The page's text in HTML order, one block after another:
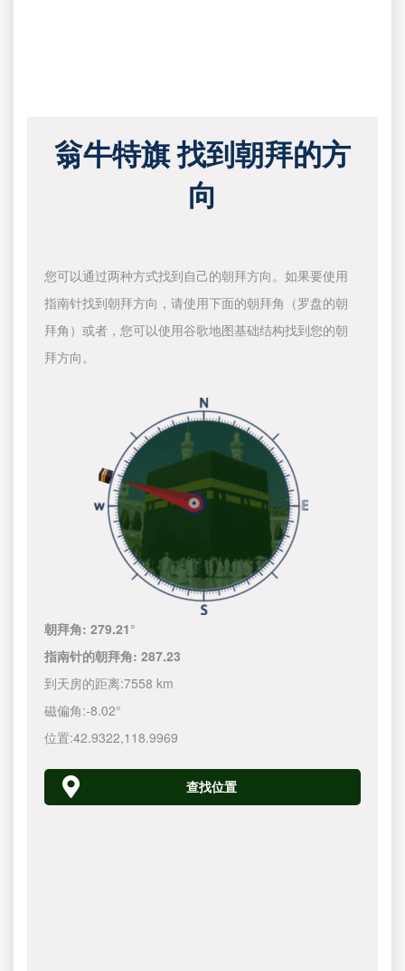
翁牛特旗 找到朝拜的方
向
您可以通过两种方式找到自己的朝拜方向。如果要使用
指南针找到朝拜方向，请使用下面的朝拜角（罗盘的朝
拜角）或者，您可以使用谷歌地图基础结构找到您的朝
拜方向。
朝拜角:279.21°
指南针的朝拜角:287.23
到天房的距离:7558 km
磁偏角:-8.02°
位置:42.9322,118.9970
查找位置